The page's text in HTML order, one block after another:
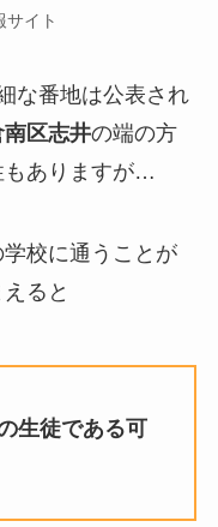
サイト
な番地は公表され
区志井の端の方
もありますが…
校に通うことが
ると
生徒である可